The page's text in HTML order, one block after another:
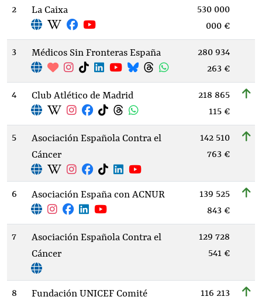
2 La Caixa
530 000
000 €
3 Médicos Sin Fronteras España
280 934
263 €
4 Club Atlético de Madrid
218 865
115 €
5
Asociación Española Contra el
Cáncer
142 510
763 €
6 Asociación España con ACNUR
139 525
843 €
7
Asociación Española Contra el
Cáncer
129 728
541 €
8
Fundación UNICEF Comité
116 213